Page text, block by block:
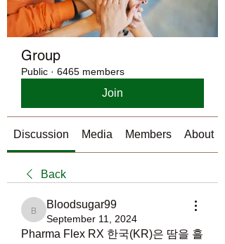
Group
Public · 6465 members
Join
Discussion Media Members About
Back
Bloodsugar99
Bloodsugar99
September 11, 2024
Pharma Flex RX 한국(KR)은 땀을 흘